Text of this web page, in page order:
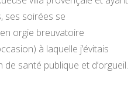
ses soirées se
orgie breuvatoire
à laquelle j’évitais
santé publique et d’orgueil.